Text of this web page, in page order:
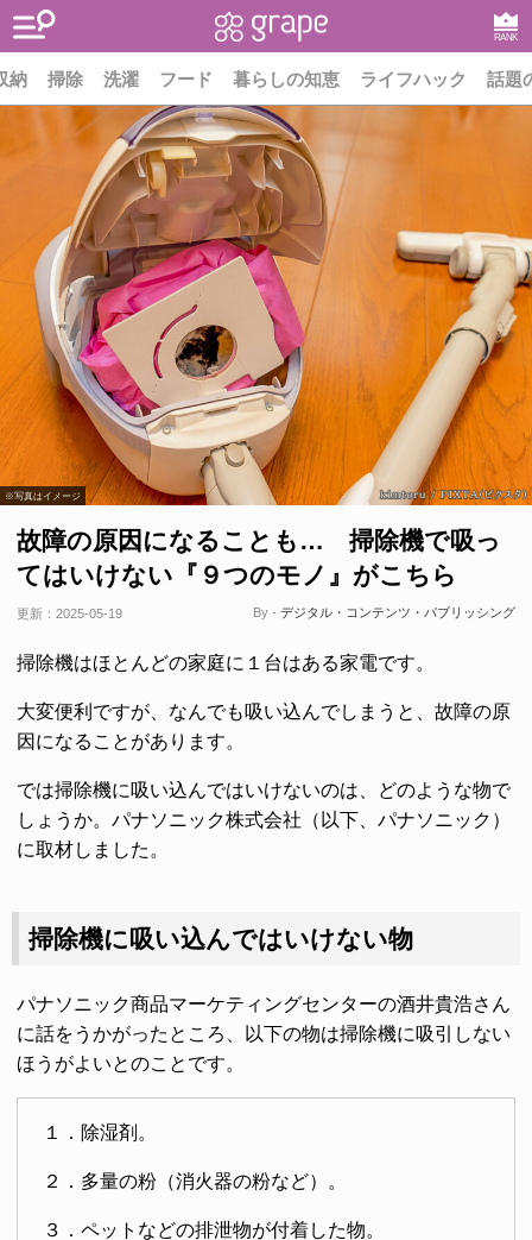
RANK
納 掃除 洗濯 フード 暮らしの知恵 ライフハック 話題
※写真はイメージ
故障の原因になることも… 掃除機で吸っ
てはいけない『９つのモノ』がこちら
更新： 2025-05-19 By - デジタル・コンテンツ・パブリッシング
掃除機はほとんどの家庭に１台はある家電です。
大変便利ですが、なんでも吸い込んでしまうと、故障の原
因になることがあります。
では掃除機に吸い込んではいけないのは、どのような物で
しょうか。パナソニック株式会社（以下、パナソニック）
に取材しました。
掃除機に吸い込んではいけない物
パナソニック商品マーケティングセンターの酒井貴浩さん
に話をうかがったところ、以下の物は掃除機に吸引しない
ほうがよいとのことです。
１．除湿剤。
２．多量の粉（消火器の粉など）。
３．ペットなどの排泄物が付着した物。